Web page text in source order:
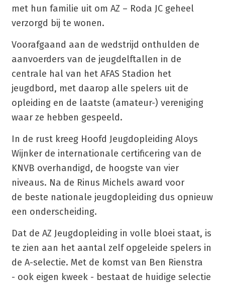
met hun familie uit om AZ – Roda JC geheel
verzorgd bij te wonen.
Voorafgaand aan de wedstrijd onthulden de
aanvoerders van de jeugdelftallen in de
centrale hal van het AFAS Stadion het
jeugdbord, met daarop alle spelers uit de
opleiding en de laatste (amateur-) vereniging
waar ze hebben gespeeld.
In de rust kreeg Hoofd Jeugdopleiding Aloys
Wijnker de internationale certificering van de
KNVB overhandigd, de hoogste van vier
niveaus. Na de Rinus Michels award voor
de beste nationale jeugdopleiding dus opnieuw
een onderscheiding.
Dat de AZ Jeugdopleiding in volle bloei staat, is
te zien aan het aantal zelf opgeleide spelers in
de A-selectie. Met de komst van Ben Rienstra
- ook eigen kweek - bestaat de huidige selectie